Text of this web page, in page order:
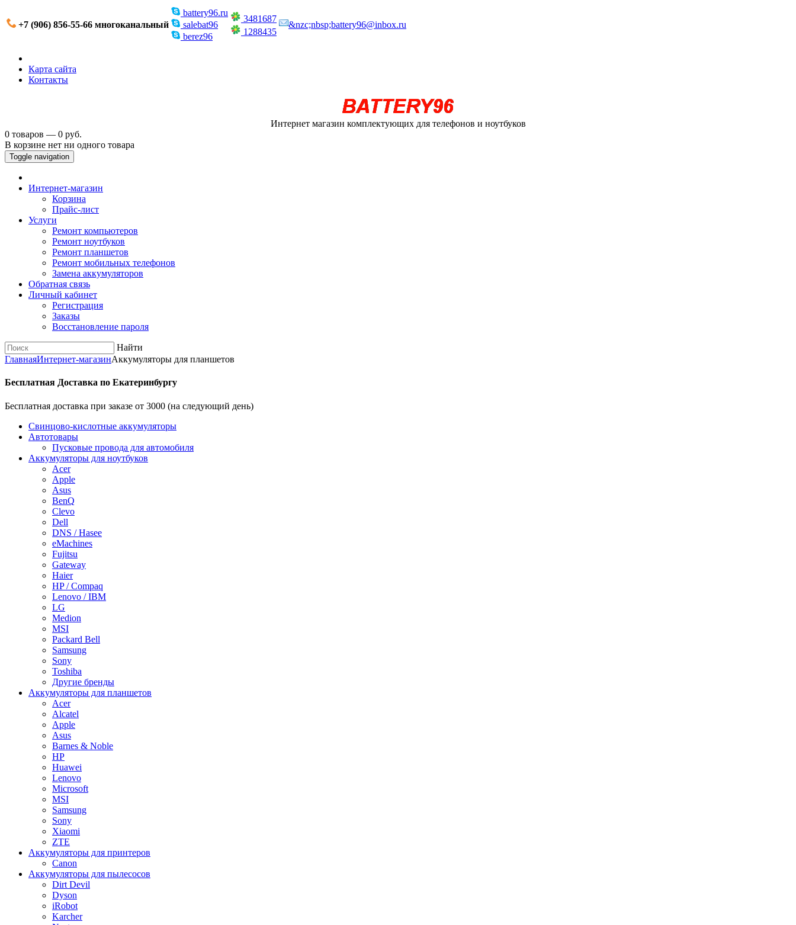
+7 (906) 856-55-66 многоканальный
battery96.ru
salebat96
berez96
3481687
1288435
&nzc;nbsp;battery96@inbox.ru
Карта сайта
Контакты
Интернет магазин комплектующих для телефонов и ноутбуков
0 товаров — 0 руб.
В корзине нет ни одного товара
Toggle navigation
Интернет-магазин
Корзина
Прайс-лист
Услуги
Ремонт компьютеров
Ремонт ноутбуков
Ремонт планшетов
Ремонт мобильных телефонов
Замена аккумуляторов
Обратная связь
Личный кабинет
Регистрация
Заказы
Восстановление пароля
Найти
ГлавнаяИнтернет-магазинАккумуляторы для планшетов
Бесплатная Доставка по Екатеринбургу
Бесплатная доставка при заказе от 3000 (на следующий день)
Cвинцово-кислотные аккумуляторы
Автотовары
Пусковые провода для автомобиля
Аккумуляторы для ноутбуков
Acer
Apple
Asus
BenQ
Clevo
Dell
DNS / Hasee
eMachines
Fujitsu
Gateway
Haier
HP / Compaq
Lenovo / IBM
LG
Medion
MSI
Packard Bell
Samsung
Sony
Toshiba
Другие бренды
Аккумуляторы для планшетов
Acer
Alcatel
Apple
Asus
Barnes & Noble
HP
Huawei
Lenovo
Microsoft
MSI
Samsung
Sony
Xiaomi
ZTE
Аккумуляторы для принтеров
Canon
Аккумуляторы для пылесосов
Dirt Devil
Dyson
iRobot
Karcher